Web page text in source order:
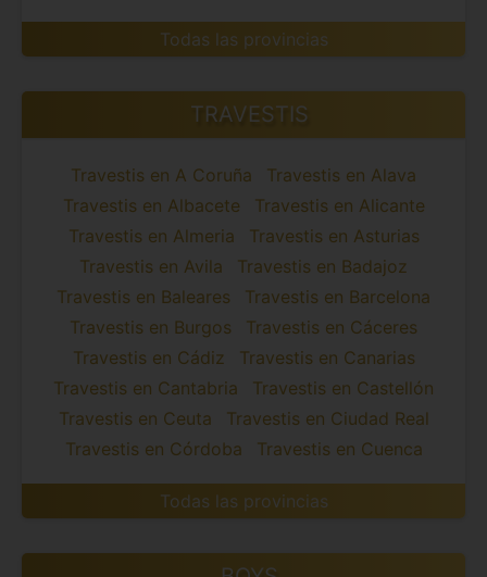
Todas las provincias
TRAVESTIS
Travestis en A Coruña
Travestis en Alava
Travestis en Albacete
Travestis en Alicante
Travestis en Almeria
Travestis en Asturias
Travestis en Avila
Travestis en Badajoz
Travestis en Baleares
Travestis en Barcelona
Travestis en Burgos
Travestis en Cáceres
Travestis en Cádiz
Travestis en Canarias
Travestis en Cantabria
Travestis en Castellón
Travestis en Ceuta
Travestis en Ciudad Real
Travestis en Córdoba
Travestis en Cuenca
Todas las provincias